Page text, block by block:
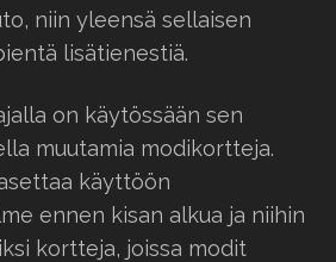
niin yleensä sellaisen
lisätienestiä.
on käytössään sen
muutamia modikortteja.
käyttöön
ennen kisan alkua ja niihin
kortteja, joissa modit